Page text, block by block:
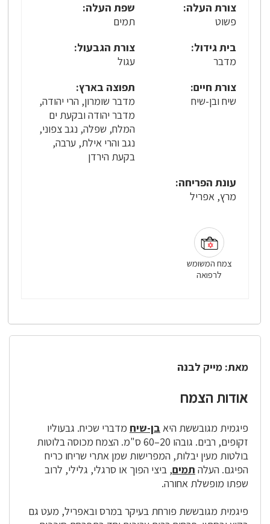
צורת העלה:
פשוט
שפת העלה:
תמים
בית גידול:
מדבר
צורת הגבעול:
עגול
צורת חיים:
שיח ובן-שיח
תפוצה בארץ:
מדבר שומרון, הרי יהודה,
מדבר יהודה ובקעת ים
המלח, שפלה, נגב צפוני,
נגב והרי אילת, ערבה,
בקעת הירדן
עונת הפריחה:
מרץ, אפריל
צמח המשומש
לרפואה
מאת: מייק לבנה
אודות הצמח
פיגמית מגובששת היא בן-שיח מדברי שכיח. גבעוליו
זקופים, רבים. גובהו 20–60 ס"מ. הצמח מכוסה בלוטות
בולטות מעין יבלות, המפרישות שמן אתרי שריחו כריח
הפיגם. העלה תמים, ביצי הפוך או סרגלי, גלילי, לרוב
שפתו מופשלת אחורה.
פיגמית מגובששת פורחת בעיקר במרס ובאפריל, מעט גם